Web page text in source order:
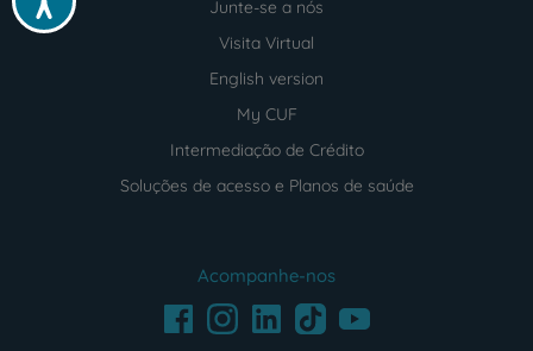
Junte-se a nós
Visita Virtual
English version
My CUF
Intermediação de Crédito
Soluções de acesso e Planos de saúde
Acompanhe-nos
FacebookInstagramLinkedInTikTokYoutube